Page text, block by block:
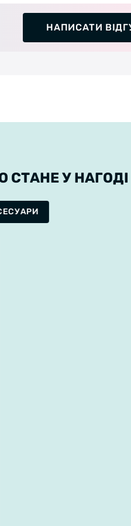
НАПИСАТИ
СТАНЕ У НАГОДІ